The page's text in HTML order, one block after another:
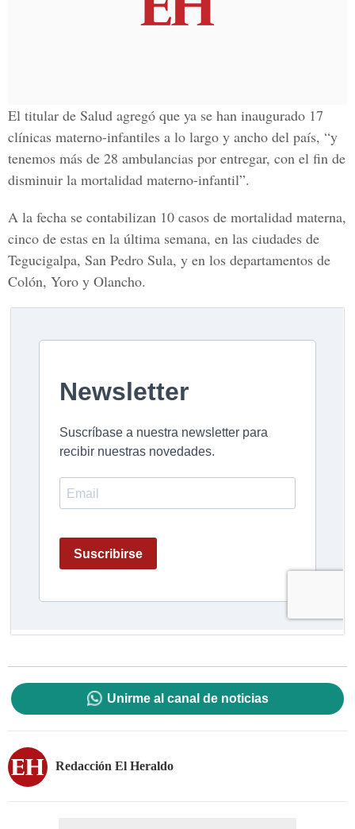
El titular de Salud agregó que ya se han inaugurado 17
clínicas materno-infantiles a lo largo y ancho del país, “y
tenemos más de 28 ambulancias por entregar, con el fin de
disminuir la mortalidad materno-infantil”.
A la fecha se contabilizan 10 casos de mortalidad materna,
cinco de estas en la última semana, en las ciudades de
Tegucigalpa, San Pedro Sula, y en los departamentos de
Colón, Yoro y Olancho.
Unirme al canal de noticias
Redacción El Heraldo